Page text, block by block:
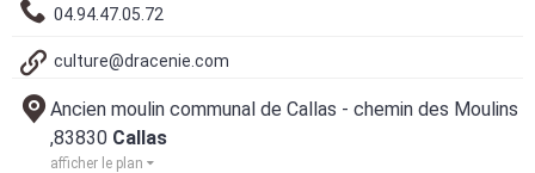
04.94.47.05.72
culture@dracenie.com
Ancien moulin communal de Callas - chemin des Moulins
,83830 Callas
afficher le plan